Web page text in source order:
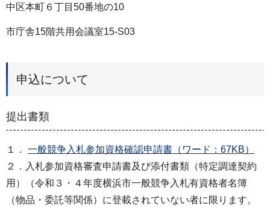
中区本町６丁目50番地の10
市庁舎15階共用会議室15-S03
申込について
提出書類
１． ⼀般競争⼊札参加資格確認申請書（ワード：67KB）
２．⼊札参加資格審査申請書及び添付書類（特定調達契約
⽤）（令和３・４年度横浜市⼀般競争⼊札有資格者名簿
（物品・委託等関係）に登載されていない者に限ります。